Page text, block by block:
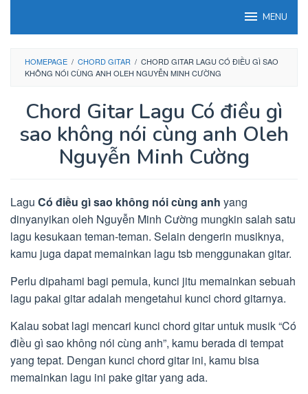
MENU
HOMEPAGE / CHORD GITAR / CHORD GITAR LAGU CÓ ĐIỀU GÌ SAO
KHÔNG NÓI CÙNG ANH OLEH NGUYỄN MINH CƯỜNG
Chord Gitar Lagu Có điều gì
sao không nói cùng anh Oleh
Nguyễn Minh Cường
Lagu Có điều gì sao không nói cùng anh yang
dinyanyikan oleh Nguyễn Minh Cường mungkin salah satu
lagu kesukaan teman-teman. Selain dengerin musiknya,
kamu juga dapat memainkan lagu tsb menggunakan gitar.
Perlu dipahami bagi pemula, kunci jitu memainkan sebuah
lagu pakai gitar adalah mengetahui kunci chord gitarnya.
Kalau sobat lagi mencari kunci chord gitar untuk musik “Có
điều gì sao không nói cùng anh”, kamu berada di tempat
yang tepat. Dengan kunci chord gitar ini, kamu bisa
memainkan lagu ini pake gitar yang ada.